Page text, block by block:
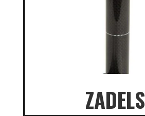
ZADELS